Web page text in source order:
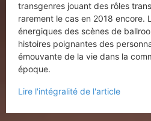
transgenres jouant des rôles
rarement le cas en 2018 encore.
énergiques des scènes de
histoires poignantes des
émouvante de la vie dans la
époque.
Lire l'intégralité de l'article